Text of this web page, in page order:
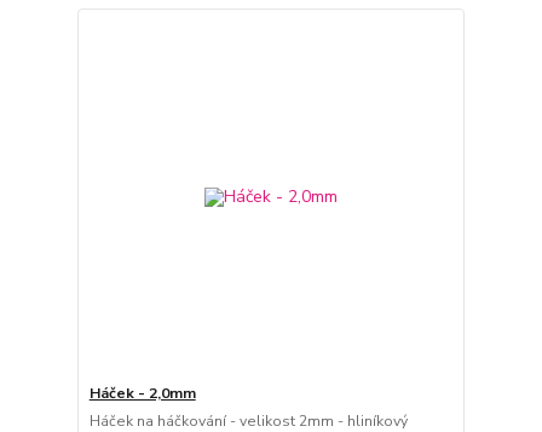
Háček - 2,0mm
Háček na háčkování - velikost 2mm - hliníkový